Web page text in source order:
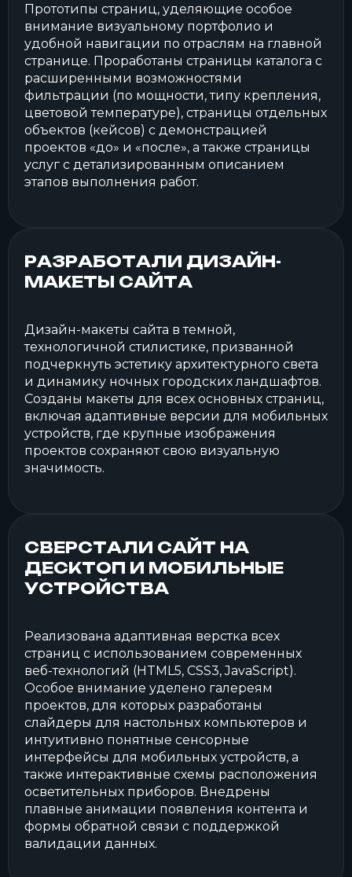
Прототипы страниц, уделяющие особое
внимание визуальному портфолио и
удобной навигации по отраслям на главной
странице. Проработаны страницы каталога с
расширенными возможностями
фильтрации (по мощности, типу крепления,
цветовой температуре), страницы отдельных
объектов (кейсов) с демонстрацией
проектов «до» и «после», а также страницы
услуг с детализированным описанием
этапов выполнения работ.
РАЗРАБОТАЛИ ДИЗАЙН-
МАКЕТЫ САЙТА
Дизайн-макеты сайта в темной,
технологичной стилистике, призванной
подчеркнуть эстетику архитектурного света
и динамику ночных городских ландшафтов.
Созданы макеты для всех основных страниц,
включая адаптивные версии для мобильных
устройств, где крупные изображения
проектов сохраняют свою визуальную
значимость.
СВЕРСТАЛИ САЙТ НА
ДЕСКТОП И МОБИЛЬНЫЕ
УСТРОЙСТВА
Реализована адаптивная верстка всех
страниц с использованием современных
веб-технологий (HTML5, CSS3, JavaScript).
Особое внимание уделено галереям
проектов, для которых разработаны
слайдеры для настольных компьютеров и
интуитивно понятные сенсорные
интерфейсы для мобильных устройств, а
также интерактивные схемы расположения
осветительных приборов. Внедрены
плавные анимации появления контента и
формы обратной связи с поддержкой
валидации данных.